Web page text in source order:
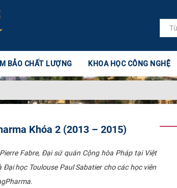
BẢO CHẤT LƯỢNG KHOA HỌC CÔNG NGHỆ
Khóa 2 (2013 – 2015)
Fabre, Đại sứ quán Cộng hòa Pháp tại Việt
học Toulouse Paul Sabatier cho các học viên